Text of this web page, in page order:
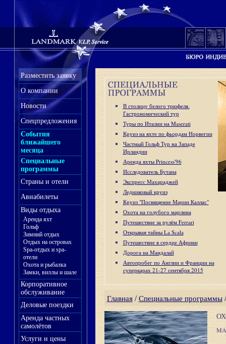
Разместить заявку
О компании
Новости
Спецпредложения
События
ближайшего
месяца
Специальные
программы
Страны и отели
Авиабилеты
Виды отдыха
Аренда яхт
Гольф
Зимний отдых
Отдых на островах
Spa-отдых и spa-
отели
Охота и рыбалка
Замки, виллы и шале
Корпоративное
обслуживание
Деловые поездки
Аренда частных
самолётов
Услуги и цены
В столицу белого трюфеля.
Гастрономический тур
Туры по Италии на Maserati
Круиз на яхте по фьордам Норвегии
Частный Гольф Тур на Западе
Ирландии
Аренда яхты Princess'96
Исследователь Бутана
Экспресс Махараджей
Ледниковый круиз
Круиз "Посвящение Марии Каллас"
Охота на голубого марлина
Путешествие за рулём Ferrari
Открывая тайны La Scala
Путешествие в сердце Африки
Дорога на Мандалай
Автопробег по Англии и Франции на
суперкарах 21-27 сентября 2015
Главная/Специальные программы